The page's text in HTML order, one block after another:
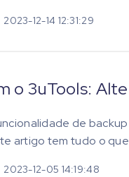
2023-12-14 12:31:29
o 3uTools:
de
artigo tem tudo o
2023-12-05 14:19:48